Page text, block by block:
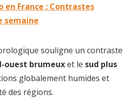
en France : Contrastes
semaine
souligne un contraste
ouest brumeuxet le sud plus
globalement humides et
des régions.